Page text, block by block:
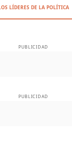
LÍDERES DE LA POLÍTICA
PUBLICIDAD
PUBLICIDAD